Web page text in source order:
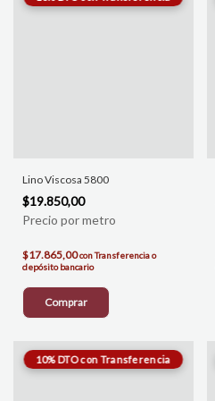
Lino Viscosa 5800
$19.850,00
$17.865,00conTransferencia o
depósito bancario
Comprar